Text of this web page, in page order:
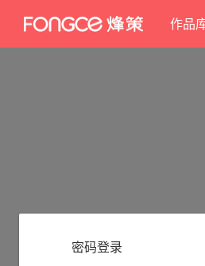
作品
密码登录